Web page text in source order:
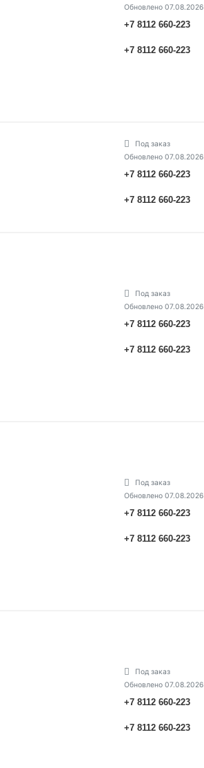
Обновлено 07.08.2026
+7 8112 660-223
+7 8112 660-223
Под заказ
Обновлено 07.08.2026
+7 8112 660-223
+7 8112 660-223
Под заказ
Обновлено 07.08.2026
+7 8112 660-223
+7 8112 660-223
Под заказ
Обновлено 07.08.2026
+7 8112 660-223
+7 8112 660-223
Под заказ
Обновлено 07.08.2026
+7 8112 660-223
+7 8112 660-223